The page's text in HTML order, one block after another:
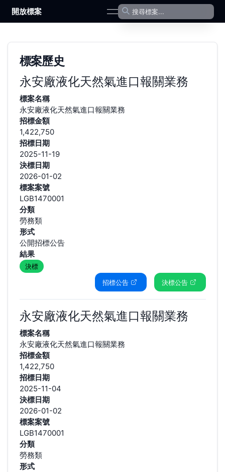
開放標案 open navigation menu
標案歷史
永安廠液化天然氣進口報關業務
標案名稱
永安廠液化天然氣進口報關業務
招標金額
1,422,750
招標日期
2025-11-19
決標日期
2026-01-02
標案案號
LGB1470001
分類
勞務類
形式
公開招標公告
結果
決標
招標公告
決標公告
永安廠液化天然氣進口報關業務
標案名稱
永安廠液化天然氣進口報關業務
招標金額
1,422,750
招標日期
2025-11-04
決標日期
2026-01-02
標案案號
LGB1470001
分類
勞務類
形式